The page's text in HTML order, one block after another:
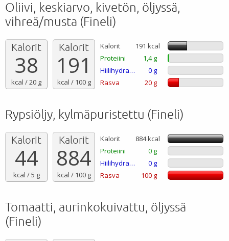
Oliivi, keskiarvo, kivetön, öljyssä,
vihreä/musta (Fineli)
Kalorit
38
kcal / 20 g
Kalorit
191
kcal / 100 g
Kalorit
191 kcal
Proteiini
1,4 g
Hiilihydraatti
0 g
Rasva
20 g
Rypsiöljy, kylmäpuristettu (Fineli)
Kalorit
44
kcal / 5 g
Kalorit
884
kcal / 100 g
Kalorit
884 kcal
Proteiini
0 g
Hiilihydraatti
0 g
Rasva
100 g
Tomaatti, aurinkokuivattu, öljyssä
(Fineli)